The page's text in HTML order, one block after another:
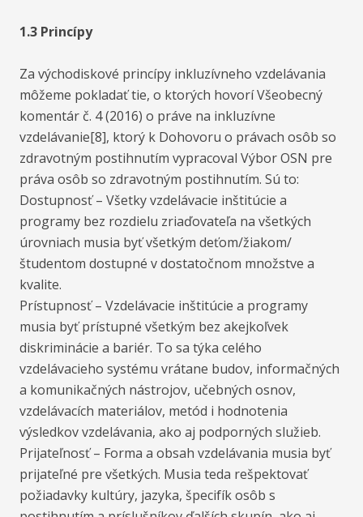
1.3 Princípy
Za východiskové princípy inkluzívneho vzdelávania
môžeme pokladať tie, o ktorých hovorí Všeobecný
komentár č. 4 (2016) o práve na inkluzívne
vzdelávanie[8], ktorý k Dohovoru o právach osôb so
zdravotným postihnutím vypracoval Výbor OSN pre
práva osôb so zdravotným postihnutím. Sú to:
Dostupnosť – Všetky vzdelávacie inštitúcie a
programy bez rozdielu zriaďovateľa na všetkých
úrovniach musia byť všetkým deťom/žiakom/
študentom dostupné v dostatočnom množstve a
kvalite.
Prístupnosť – Vzdelávacie inštitúcie a programy
musia byť prístupné všetkým bez akejkoľvek
diskriminácie a bariér. To sa týka celého
vzdelávacieho systému vrátane budov, informačných
a komunikačných nástrojov, učebných osnov,
vzdelávacích materiálov, metód i hodnotenia
výsledkov vzdelávania, ako aj podporných služieb.
Prijateľnosť – Forma a obsah vzdelávania musia byť
prijateľné pre všetkých. Musia teda rešpektovať
požiadavky kultúry, jazyka, špecifík osôb s